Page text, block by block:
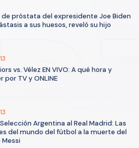
de próstata del expresidente Joe Biden
a sus huesos, reveló su hijo
vs. Vélez EN VIVO: A qué hora y
por TV y ONLINE
Argentina al Real Madrid: Las
del mundo del fútbol a la muerte del